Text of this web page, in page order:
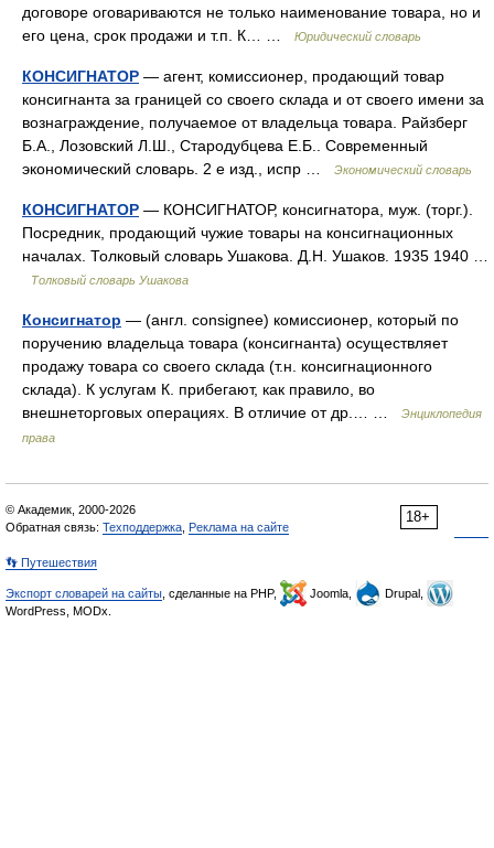
договоре оговариваются не только наименование товара, но и
его цена, срок продажи и т.п. К… …
Юридический словарь
КОНСИГНАТОР — агент, комиссионер, продающий товар
консигнанта за границей со своего склада и от своего имени за
вознаграждение, получаемое от владельца товара. Райзберг
Б.А., Лозовский Л.Ш., Стародубцева Е.Б.. Современный
экономический словарь. 2 е изд., испр …
Экономический словарь
КОНСИГНАТОР — КОНСИГНАТОР, консигнатора, муж. (торг.).
Посредник, продающий чужие товары на консигнационных
началах. Толковый словарь Ушакова. Д.Н. Ушаков. 1935 1940 …
Толковый словарь Ушакова
Консигнатор — (англ. consignee) комиссионер, который по
поручению владельца товара (консигнанта) осуществляет
продажу товара со своего склада (т.н. консигнационного
склада). К услугам К. прибегают, как правило, во
внешнеторговых операциях. В отличие от др.… …
Энциклопедия
права
18+
© Академик, 2000-2026
Обратная связь: Техподдержка Реклама на сайте
👣 Путешествия
Экспорт словарей на сайты , сделанные на PHP, Joomla,
Drupal,
WordPress, MODx.